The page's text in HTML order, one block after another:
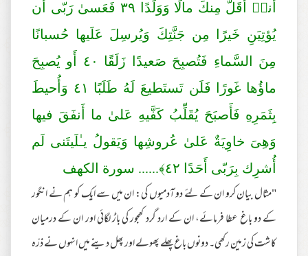
أَنا۠ أَقَلَّ مِنكَ مالًا وَوَلَدًا ٣٩ فَعَسىٰ رَ‌بّى أَن
يُؤتِيَنِ خَيرً‌ا مِن جَنَّتِكَ وَيُر‌سِلَ عَلَيها حُسبانًا
مِنَ السَّماءِ فَتُصبِحَ صَعيدًا زَلَقًا ٤٠ أَو يُصبِحَ
ماؤُها غَورً‌ا فَلَن تَستَطيعَ لَهُ طَلَبًا ٤١ وَأُحيطَ
بِثَمَرِ‌هِ فَأَصبَحَ يُقَلِّبُ كَفَّيهِ عَلىٰ ما أَنفَقَ فيها
وَهِىَ خاوِيَةٌ عَلىٰ عُر‌وشِها وَيَقولُ يـٰلَيتَنى لَم
أُشرِ‌ك بِرَ‌بّى أَحَدًا ٤٢﴾...... سورة الكهف
"مثال بیان کرو ان کے لئے دو آدمیوں کی: ان میں سے ایک کو ہم نے انگور
کے دو باغ عطا فرمائے، ان کے ارد گرد کھجور کی باڑ لگائی اور ان کے درمیان
کاشت کی زمین رکھی۔ دونوں باغ پھلے پھولے اور پھل دینے میں انہوں نے ذرّہ